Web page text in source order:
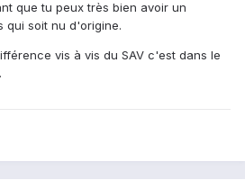
que tu peux très bien avoir un
qui soit nu d'origine.
vis à vis du SAV c'est dans le